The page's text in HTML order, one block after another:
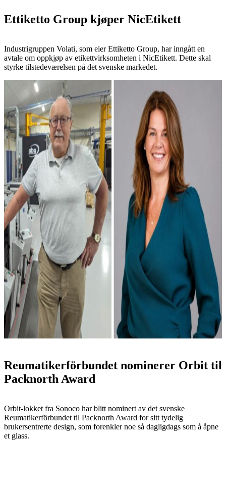
Ettiketto Group kjøper NicEtikett
Industrigruppen Volati, som eier Ettiketto Group, har inngått en
avtale om oppkjøp av etikettvirksomheten i NicEtikett. Dette skal
styrke tilstedeværelsen på det svenske markedet.
Reumatikerförbundet nominerer Orbit til
Packnorth Award
Orbit-lokket fra Sonoco har blitt nominert av det svenske
Reumatikerförbundet til Packnorth Award for sitt tydelig
brukersentrerte design, som forenkler noe så dagligdags som å åpne
et glass.